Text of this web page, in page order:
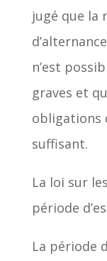
jugé que la
n’est
graves et
obligations
suffisant.
La loi sur
période
La période